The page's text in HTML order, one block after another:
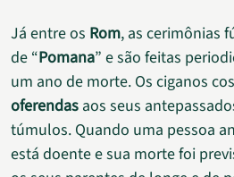
Já entre os Rom, as cerimônias
de “Pomana” e são feitas
um ano de morte. Os ciganos
oferendas aos seus
túmulos. Quando uma pessoa
está doente e sua morte foi